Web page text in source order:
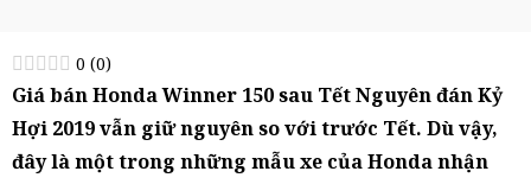
0 (0)
Giá bán Honda Winner 150 sau Tết Nguyên đán Kỷ
Hợi 2019 vẫn giữ nguyên so với trước Tết. Dù vậy,
đây là một trong những mẫu xe của Honda nhận